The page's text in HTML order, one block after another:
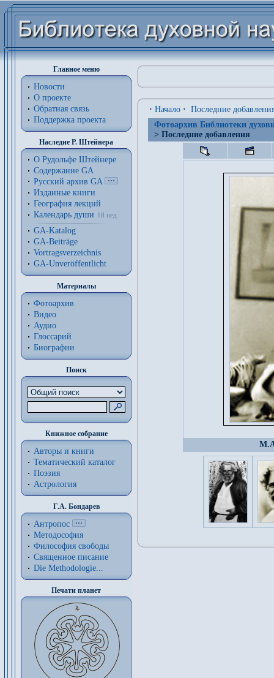
Главное меню
Новости
О проекте
Обратная связь
Поддержка проекта
Наследие Р. Штейнера
О Рудольфе Штейнере
Содержание GA
Русский архив GA
Изданные книги
География лекций
Календарь души
18 нед.
GA-Katalog
GA-Beiträge
Vortragsverzeichnis
GA-Unveröffentlicht
Материалы
Фотоархив
Видео
Аудио
Глоссарий
Биографии
Поиск
Книжное собрание
Авторы и книги
Тематический каталог
Поэзия
Астрология
Г.А. Бондарев
Антропос
Методософия
Философия cвободы
Священное писание
Die Methodologie...
Печати планет
· Начало · Последние
Фотоархив Библиотеки
> Последние добавления